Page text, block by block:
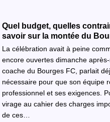
Quel budget, quelles
savoir sur la montée du
La célébration avait à peine
encore ouvertes dimanche
coache du Bourges FC, parlait
nécessaire pour que son équipe
professionnel et ses exigences.
virage au cahier des charges
de ces…